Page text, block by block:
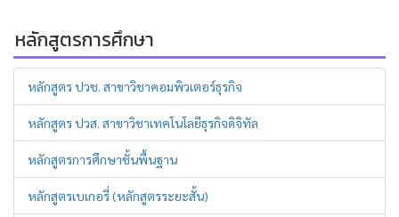
หลักสูตรการศึกษา
หลักสูตร ปวช. สาขาวิชาคอมพิวเตอร์ธุรกิจ
หลักสูตร ปวส. สาขาวิชาเทคโนโลยีธุรกิจดิจิทัล
หลักสูตรการศึกษาชั้นพื้นฐาน
หลักสูตรเบเกอรี่ (หลักสูตรระยะสั้น)